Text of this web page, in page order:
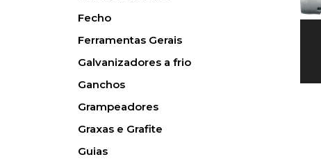
Fecho
Ferramentas Gerais
Galvanizadores a frio
Ganchos
Grampeadores
Graxas e Grafite
Guias